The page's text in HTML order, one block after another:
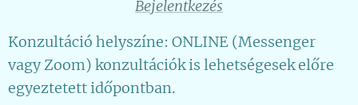
Bejelentkezés
Konzultáció helyszíne: ONLINE (Messenger
vagy Zoom) konzultációk is lehetségesek előre
egyeztetett időpontban.